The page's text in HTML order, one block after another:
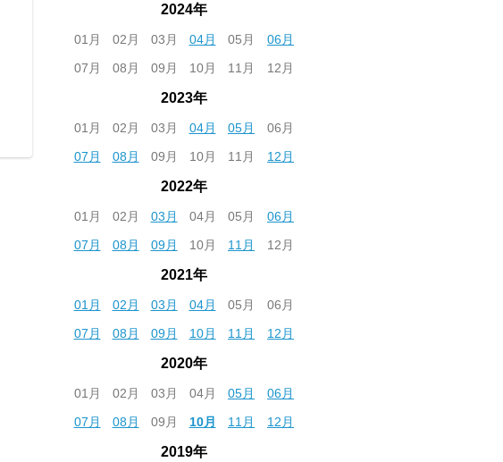
2024年
01月 02月 03月 04月 05月
06月
07月
08月 09月 10月 11月 12月
2023年
01月 02月 03月 04月 05月
06月
07月
08月 09月 10月 11月 12月
2022年
01月 02月 03月 04月 05月
06月
07月
08月 09月 10月 11月 12月
2021年
01月 02月 03月 04月 05月
06月
07月
08月 09月 10月 11月 12月
2020年
01月 02月 03月 04月 05月
06月
07月
08月 09月 10月 11月 12月
2019年